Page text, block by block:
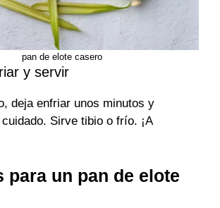
pan de elote casero
y servir
deja enfriar unos minutos y
Sirve tibio o frío. ¡A
para un pan de elote